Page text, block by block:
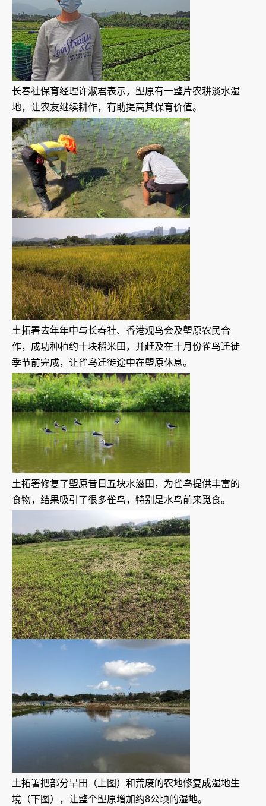
长春社保育经理许淑君表示，塱原有一整片农耕淡水湿
地，让农友继续耕作，有助提高其保育价值。
土拓署去年年中与长春社、香港观鸟会及塱原农民合
作，成功种植约十块稻米田，并赶及在十月份雀鸟迁徙
季节前完成，让雀鸟迁徙途中在塱原休息。
土拓署修复了塱原昔日五块水滋田，为雀鸟提供丰富的
食物，结果吸引了很多雀鸟，特别是水鸟前来觅食。
土拓署把部分旱田（上图）和荒废的农地修复成湿地生
境（下图），让整个塱原增加约8公顷的湿地。